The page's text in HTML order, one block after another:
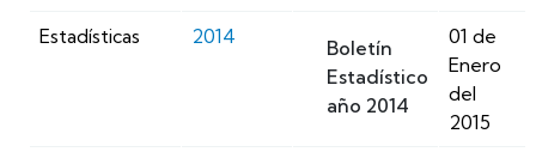
Estadísticas 2014
Boletín
Estadístico
año 2014
01 de
Enero
del
2015